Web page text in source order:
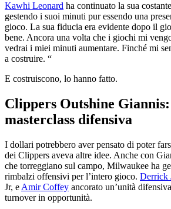
Kawhi Leonard ha continuato la sua
gestendo i suoi minuti pur essendo una
gioco. La sua fiducia era evidente dopo il
bene. Ancora una volta che i giochi mi
vedrai i miei minuti aumentare. Finché mi
a costruire. “
E costruiscono, lo hanno fatto.
Clippers Outshine Giannis:
masterclass difensiva
I dollari potrebbero aver pensato di poter
dei Clippers aveva altre idee. Anche con
che torreggiano sul campo, Milwaukee ha
rimbalzi offensivi per l’intero gioco. Derrick
Jr, e Amir Coffey ancorato un’unità
turnover in opportunità.